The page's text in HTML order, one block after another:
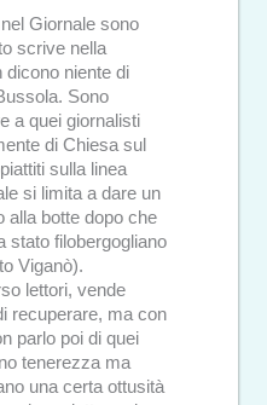
Giornale sono
scrive nella
dicono niente di
Sono
a quei giornalisti
di Chiesa sul
sulla linea
si limita a dare un
alla botte dopo che
stato filobergogliano
Viganò).
lettori, vende
recuperare, ma con
parlo poi di quei
tenerezza ma
una certa ottusità